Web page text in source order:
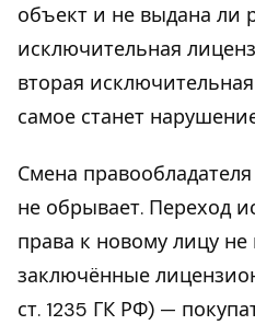
объект и не выдана ли
исключительная
вторая
самое станет
Смена
не обрывает. Переход
права к новому лицу
заключённые
ст. 1235 ГК РФ) —